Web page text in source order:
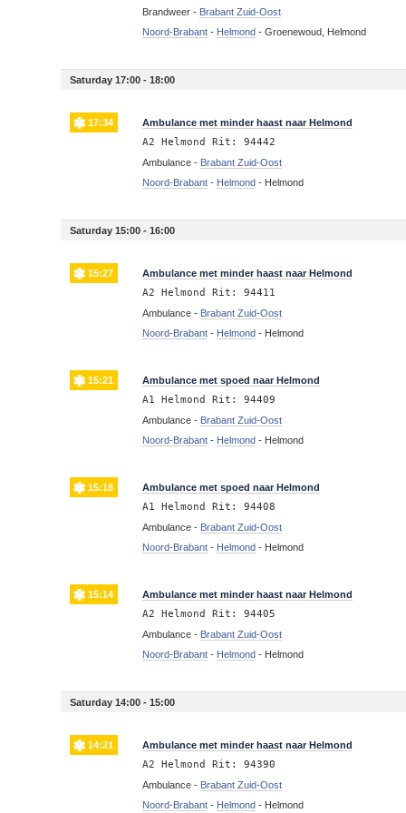
Brandweer - Brabant Zuid-Oost
Noord-Brabant - Helmond -Groenewoud, Helmond
Saturday 17:00 - 18:00
17:34 Ambulance met minder haast naar Helmond
A2 Helmond Rit: 94442
Ambulance - Brabant Zuid-Oost
Noord-Brabant - Helmond - Helmond
Saturday 15:00 - 16:00
15:27 Ambulance met minder haast naar Helmond
A2 Helmond Rit: 94411
Ambulance - Brabant Zuid-Oost
Noord-Brabant - Helmond - Helmond
15:21 Ambulance met spoed naar Helmond
A1 Helmond Rit: 94409
Ambulance - Brabant Zuid-Oost
Noord-Brabant - Helmond - Helmond
15:18 Ambulance met spoed naar Helmond
A1 Helmond Rit: 94408
Ambulance - Brabant Zuid-Oost
Noord-Brabant - Helmond - Helmond
15:14 Ambulance met minder haast naar Helmond
A2 Helmond Rit: 94405
Ambulance - Brabant Zuid-Oost
Noord-Brabant - Helmond - Helmond
Saturday 14:00 - 15:00
14:21 Ambulance met minder haast naar Helmond
A2 Helmond Rit: 94390
Ambulance - Brabant Zuid-Oost
Noord-Brabant - Helmond - Helmond